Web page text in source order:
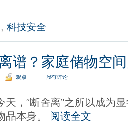
, 科技安全
谱？家庭储物空
观点 没有评论
天，“断舍离”之所以成为
品本身。 阅读全文